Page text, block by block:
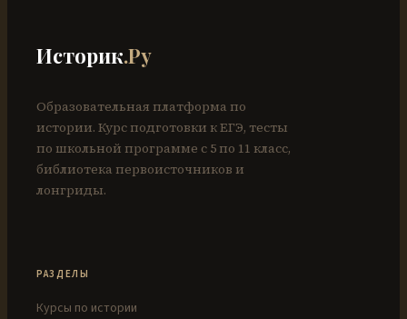
Историк.Ру
Образовательная платформа по
истории. Курс подготовки к ЕГЭ, тесты
по школьной программе с 5 по 11 класс,
библиотека первоисточников и
лонгриды.
РАЗДЕЛЫ
Курсы по истории